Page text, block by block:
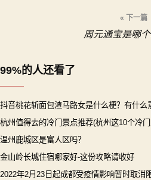
« 下一篇
周元通宝是哪
99%的人还看了
抖音桃花斩面包渣马路女是什么梗？有什么
杭州值得去的冷门景点推荐(杭州这10个冷
温州鹿城区是富人区吗？
金山岭长城住宿哪家好-这份攻略请收好
2022年2月23日起成都受疫情影响暂时取消